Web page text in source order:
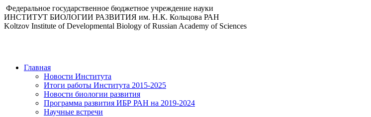
Федеральное государственное бюджетное учреждение науки
ИНСТИТУТ БИОЛОГИИ РАЗВИТИЯ им. Н.К. Кольцова РАН
Koltzov Institute of Developmental Biology of Russian Academy of Sciences
Главная
Новости Института
Итоги работы Института 2015-2025
Новости биологии развития
Программа развития ИБР РАН на 2019-2024
Научные встречи